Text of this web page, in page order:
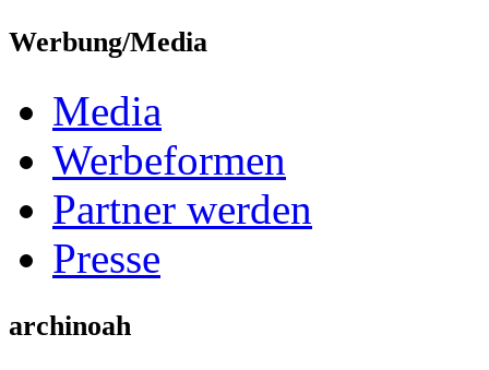
Werbung/Media
Media
Werbeformen
Partner werden
Presse
archinoah